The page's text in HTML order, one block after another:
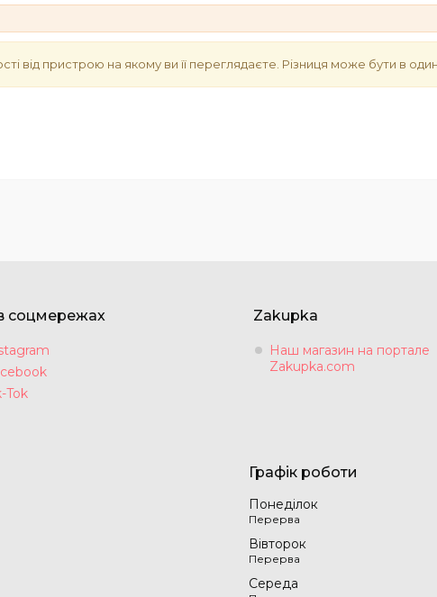
від пристрою на якому ви її переглядаєте. Різниця може бути в
соцмережах
Tok
Zakupka
Наш магазин на портале
Zakupka.com
Графік роботи
Понеділок
Вівторок
Середа